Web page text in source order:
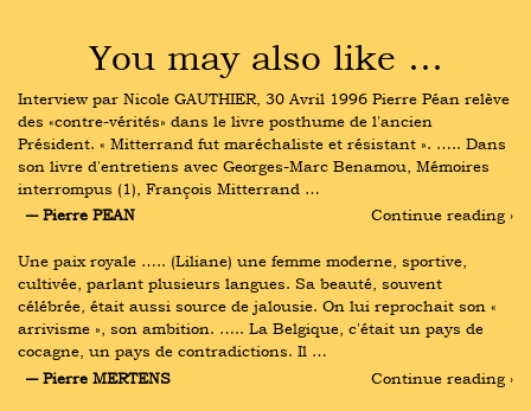
You may also like …
Interview par Nicole GAUTHIER, 30 Avril 1996 Pierre Péan relève
des «contre-vérités» dans le livre posthume de l'ancien
Président. « Mitterrand fut maréchaliste et résistant ». ….. Dans
son livre d'entretiens avec Georges-Marc Benamou, Mémoires
interrompus (1), François Mitterrand …
― Pierre PEAN
Continue reading ›
Une paix royale ….. (Liliane) une femme moderne, sportive,
cultivée, parlant plusieurs langues. Sa beauté, souvent
célébrée, était aussi source de jalousie. On lui reprochait son «
arrivisme », son ambition. ….. La Belgique, c'était un pays de
cocagne, un pays de contradictions. Il …
― Pierre MERTENS
Continue reading ›